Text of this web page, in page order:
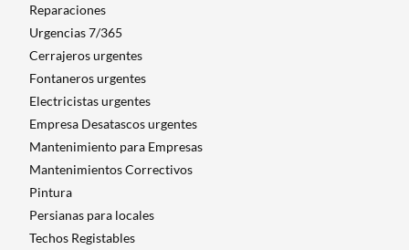
Reparaciones
Urgencias 7/365
Cerrajeros urgentes
Fontaneros urgentes
Electricistas urgentes
Empresa Desatascos urgentes
Mantenimiento para Empresas​
Mantenimientos Correctivos
Pintura
Persianas para locales
Techos Registables